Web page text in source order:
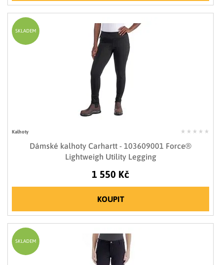
Kalhoty
Dámské kalhoty Carhartt - 103609001 Force®
Lightweigh Utility Legging
1 550 Kč
KOUPIT
SKLADEM
SKLADEM